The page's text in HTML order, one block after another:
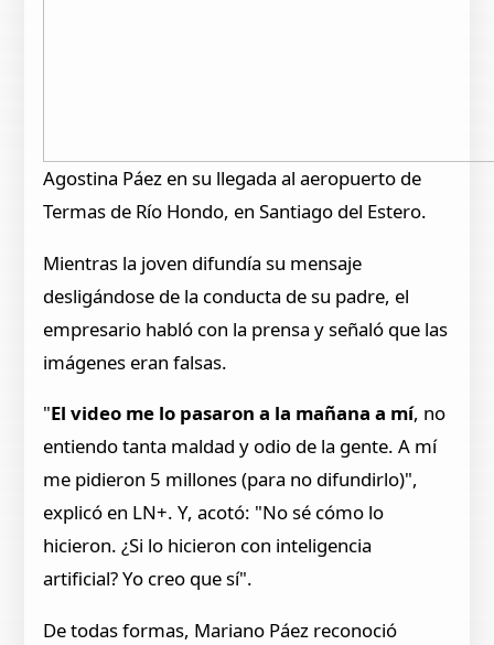
Agostina Páez en su llegada al aeropuerto de
Termas de Río Hondo, en Santiago del Estero.
Mientras la joven difundía su mensaje
desligándose de la conducta de su padre, el
empresario habló con la prensa y señaló que las
imágenes eran falsas.
"El video me lo pasaron a la mañana a mí, no
entiendo tanta maldad y odio de la gente. A mí
me pidieron 5 millones (para no difundirlo)",
explicó en LN+. Y, acotó: "No sé cómo lo
hicieron. ¿Si lo hicieron con inteligencia
artificial? Yo creo que sí".
De todas formas, Mariano Páez reconoció